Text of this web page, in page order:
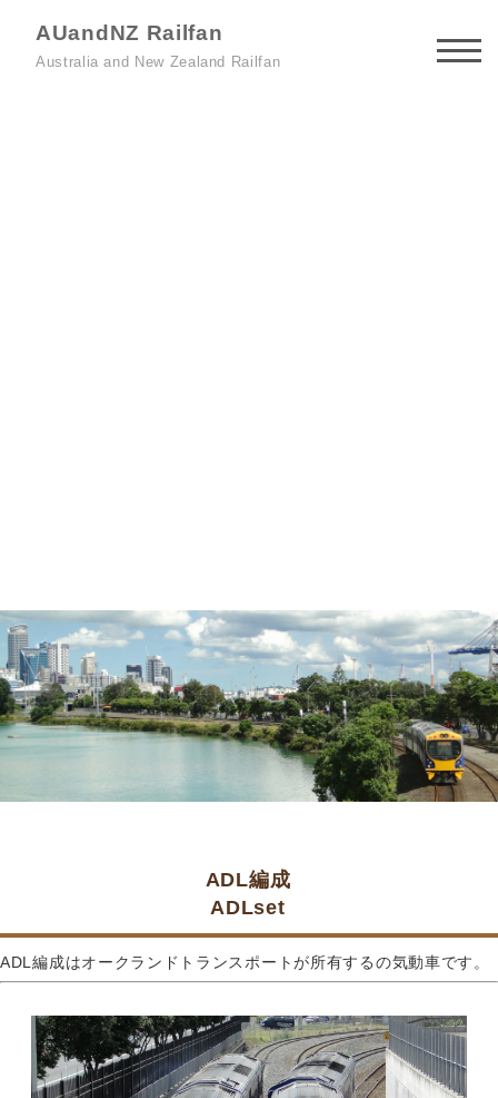
AUandNZ Railfan
Australia and New Zealand Railfan
ADL編成
ADLset
ADL編成はオークランドトランスポートが所有するの気動車です。